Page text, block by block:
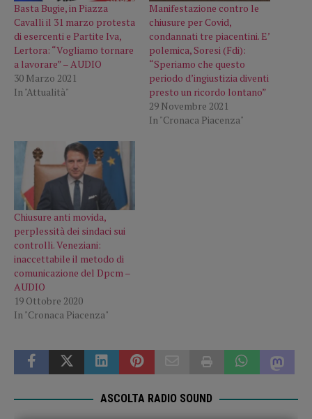
Basta Bugie, in Piazza
Cavalli il 31 marzo protesta
di esercenti e Partite Iva,
Lertora: “Vogliamo tornare
a lavorare” – AUDIO
30 Marzo 2021
In "Attualità"
Manifestazione contro le
chiusure per Covid,
condannati tre piacentini. E’
polemica, Soresi (Fdi):
“Speriamo che questo
periodo d’ingiustizia diventi
presto un ricordo lontano”
29 Novembre 2021
In "Cronaca Piacenza"
Chiusure anti movida,
perplessità dei sindaci sui
controlli. Veneziani:
inaccettabile il metodo di
comunicazione del Dpcm –
AUDIO
19 Ottobre 2020
In "Cronaca Piacenza"
ASCOLTA RADIO SOUND